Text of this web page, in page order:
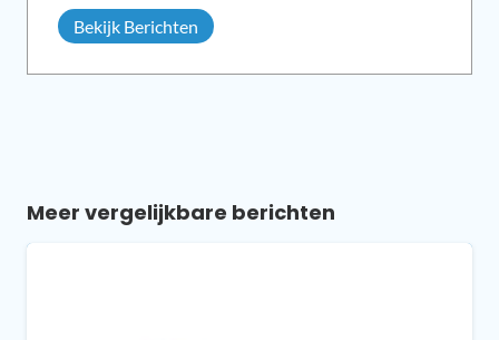
Bekijk Berichten
Meer vergelijkbare berichten